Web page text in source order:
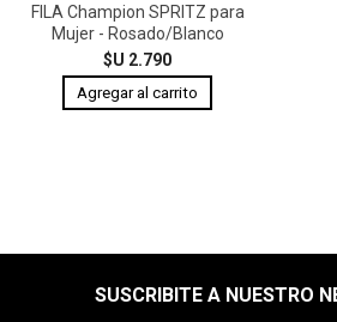
FILA Champion SPRITZ para
Mujer - Rosado/Blanco
$U 2.790
SUSCRIBITE A NUESTRO